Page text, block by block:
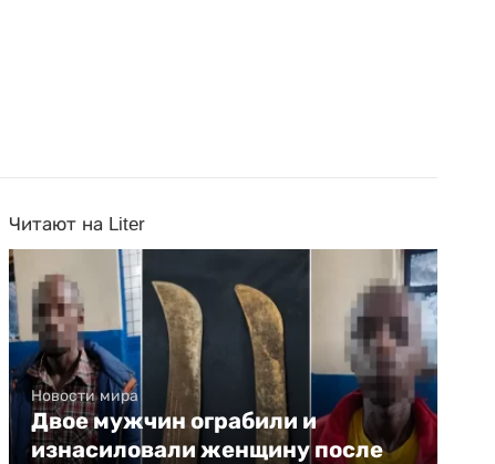
Читают на Liter
Новости мира
Двое мужчин ограбили и
изнасиловали женщину после